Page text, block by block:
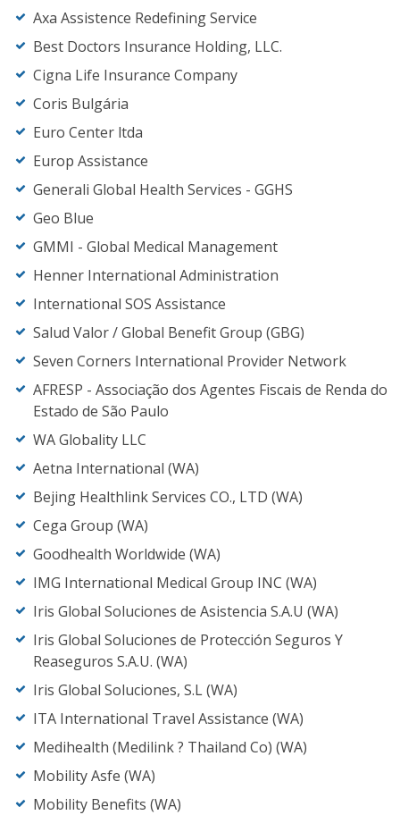
Axa Assistence Redefining Service
Best Doctors Insurance Holding, LLC.
Cigna Life Insurance Company
Coris Bulgária
Euro Center ltda
Europ Assistance
Generali Global Health Services - GGHS
Geo Blue
GMMI - Global Medical Management
Henner International Administration
International SOS Assistance
Salud Valor / Global Benefit Group (GBG)
Seven Corners International Provider Network
AFRESP - Associação dos Agentes Fiscais de Renda do
Estado de São Paulo
WA Globality LLC
Aetna International (WA)
Bejing Healthlink Services CO., LTD (WA)
Cega Group (WA)
Goodhealth Worldwide (WA)
IMG International Medical Group INC (WA)
Iris Global Soluciones de Asistencia S.A.U (WA)
Iris Global Soluciones de Protección Seguros Y
Reaseguros S.A.U. (WA)
Iris Global Soluciones, S.L (WA)
ITA International Travel Assistance (WA)
Medihealth (Medilink ? Thailand Co) (WA)
Mobility Asfe (WA)
Mobility Benefits (WA)